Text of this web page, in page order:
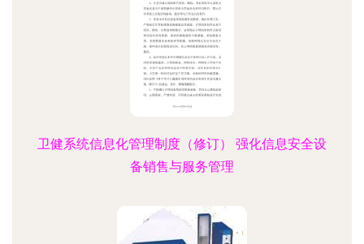
卫健系统信息化管理制度（修订） 强化信息安全设
备销售与服务管理